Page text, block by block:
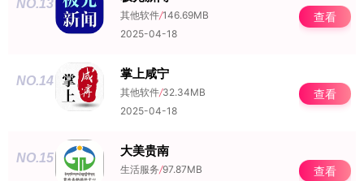
NO.13
其他软件/146.69MB
2025-04-18
查看
NO.14 掌上咸宁
其他软件/32.34MB
2025-04-18
查看
NO.15 大美贵南
生活服务/97.87MB
查看